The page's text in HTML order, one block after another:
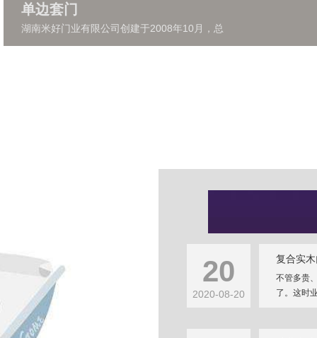
单边套门
湖南米好门业有限公司创建于2008年10月，总
20
2020-08-20
复合实
不管多贵
了。这时